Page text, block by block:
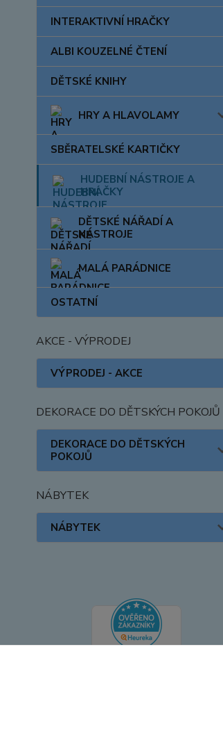
INTERAKTIVNÍ HRAČKY
ALBI KOUZELNÉ ČTENÍ
DĚTSKÉ KNIHY
HRY A HLAVOLAMY
SBĚRATELSKÉ KARTIČKY
HUDEBNÍ NÁSTROJE A
HRAČKY
DĚTSKÉ NÁŘADÍ A
NÁSTROJE
MALÁ PARÁDNICE
OSTATNÍ
AKCE - VÝPRODEJ
VÝPRODEJ - AKCE
DEKORACE DO DĚTSKÝCH POKOJŮ
DEKORACE DO DĚTSKÝCH
POKOJŮ
NÁBYTEK
NÁBYTEK